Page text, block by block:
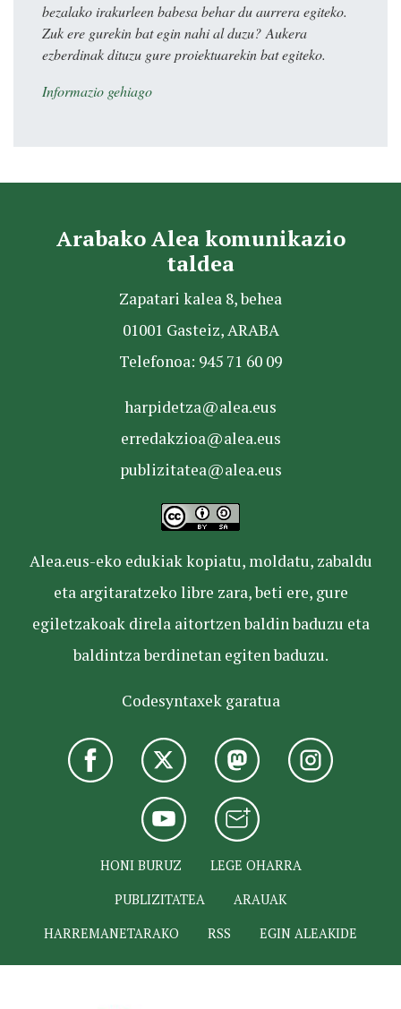
bezalako irakurleen babesa behar du aurrera egiteko.
Zuk ere gurekin bat egin nahi al duzu? Aukera
ezberdinak dituzu gure proiektuarekin bat egiteko.
Informazio gehiago
Arabako Alea komunikazio
taldea
Zapatari kalea 8, behea
01001 Gasteiz, ARABA
Telefonoa: 945 71 60 09
harpidetza@alea.eus
erredakzioa@alea.eus
publizitatea@alea.eus
Alea.eus-eko edukiak kopiatu, moldatu, zabaldu
eta argitaratzeko libre zara, beti ere, gure
egiletzakoak direla aitortzen baldin baduzu eta
baldintza berdinetan egiten baduzu.
Codesyntaxek garatua
HONI BURUZ
LEGE OHARRA
PUBLIZITATEA
ARAUAK
HARREMANETARAKO
RSS EGIN ALEAKIDE